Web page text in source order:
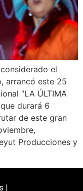
el
arrancó este 25
“LA ÚLTIMA
durará 6
de este gran
Producciones y
|